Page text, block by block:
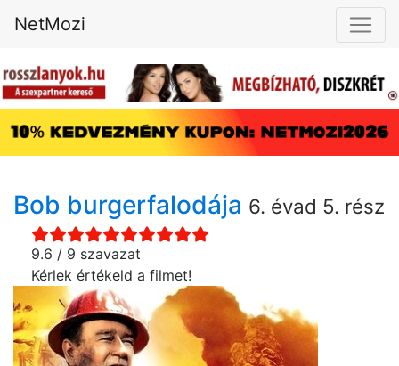
NetMozi
Bob burgerfalodája 6. évad 5. rész
9.6 / 9 szavazat
Kérlek értékeld a filmet!